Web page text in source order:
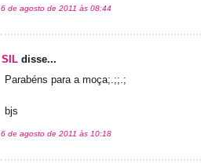
6 de agosto de 2011 às 08:44
SIL disse...
Parabéns para a moça;.;;.;
bjs
6 de agosto de 2011 às 10:18